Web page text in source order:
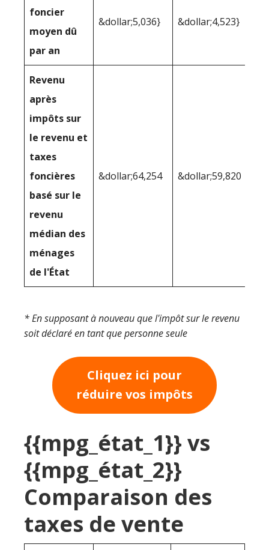
foncier
moyen dû
par an
&dollar;5,036} &dollar;4,523}
Revenu
après
impôts sur
le revenu et
taxes
foncières
basé sur le
revenu
médian des
ménages
de l'État
&dollar;64,254 &dollar;59,820
* En supposant à nouveau que l'impôt sur le revenu
soit déclaré en tant que personne seule
Cliquez ici pour
réduire vos impôts
{{mpg_état_1}} vs
{{mpg_état_2}}
Comparaison des
taxes de vente